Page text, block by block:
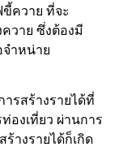
ควาย ที่จะ
วาย ซึ่งต้องมี
ำหน่าย
รสร้างรายได้ที่
องเที่ยว ผ่านการ
างรายได้ก็เกิด